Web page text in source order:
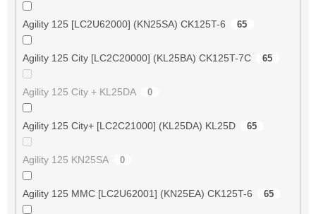
Agility 125 [LC2U62000] (KN25SA) CK125T-6 65
Agility 125 City [LC2C20000] (KL25BA) CK125T-7C 65
Agility 125 City + KL25DA 0
Agility 125 City+ [LC2C21000] (KL25DA) KL25D 65
Agility 125 KN25SA 0
Agility 125 MMC [LC2U62001] (KN25EA) CK125T-6 65